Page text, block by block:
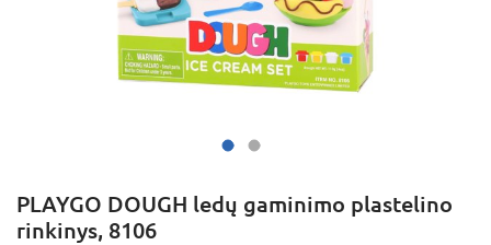
PLAYGO DOUGH ledų gaminimo plastelino
rinkinys, 8106